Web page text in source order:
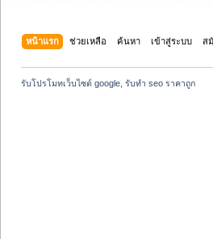
หน้าแรก ช่วยเหลือ ค้นหา เข้าสู่ระบบ ส
รับโปรโมทเว็บไซต์ google, รับทำ seo ราคาถูก